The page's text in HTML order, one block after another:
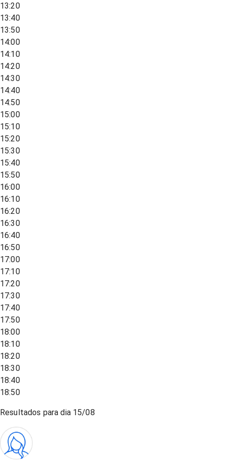
13:20
13:40
13:50
14:00
14:10
14:20
14:30
14:40
14:50
15:00
15:10
15:20
15:30
15:40
15:50
16:00
16:10
16:20
16:30
16:40
16:50
17:00
17:10
17:20
17:30
17:40
17:50
18:00
18:10
18:20
18:30
18:40
18:50
Resultados para dia 15/08